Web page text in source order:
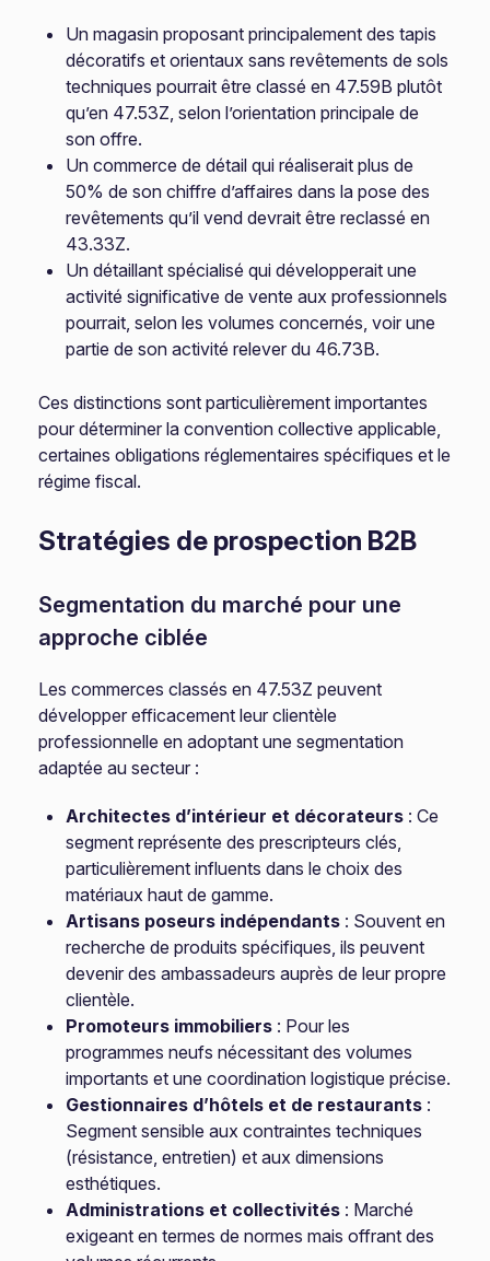
Un magasin proposant principalement des tapis
décoratifs et orientaux sans revêtements de sols
techniques pourrait être classé en 47.59B plutôt
qu’en 47.53Z, selon l’orientation principale de
son offre.
Un commerce de détail qui réaliserait plus de
50% de son chiffre d’affaires dans la pose des
revêtements qu’il vend devrait être reclassé en
43.33Z.
Un détaillant spécialisé qui développerait une
activité significative de vente aux professionnels
pourrait, selon les volumes concernés, voir une
partie de son activité relever du 46.73B.
Ces distinctions sont particulièrement importantes
pour déterminer la convention collective applicable,
certaines obligations réglementaires spécifiques et le
régime fiscal.
Stratégies de prospection B2B
Segmentation du marché pour une
approche ciblée
Les commerces classés en 47.53Z peuvent
développer efficacement leur clientèle
professionnelle en adoptant une segmentation
adaptée au secteur :
Architectes d’intérieur et décorateurs : Ce
segment représente des prescripteurs clés,
particulièrement influents dans le choix des
matériaux haut de gamme.
Artisans poseurs indépendants : Souvent en
recherche de produits spécifiques, ils peuvent
devenir des ambassadeurs auprès de leur propre
clientèle.
Promoteurs immobiliers : Pour les
programmes neufs nécessitant des volumes
importants et une coordination logistique précise.
Gestionnaires d’hôtels et de restaurants :
Segment sensible aux contraintes techniques
(résistance, entretien) et aux dimensions
esthétiques.
Administrations et collectivités : Marché
exigeant en termes de normes mais offrant des